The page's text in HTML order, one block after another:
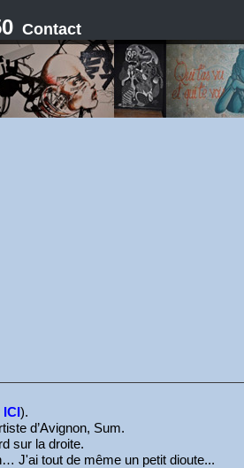
Contact
ICI).
d’Avignon, Sum.
sur la droite.
J'ai tout de même un petit dioute...